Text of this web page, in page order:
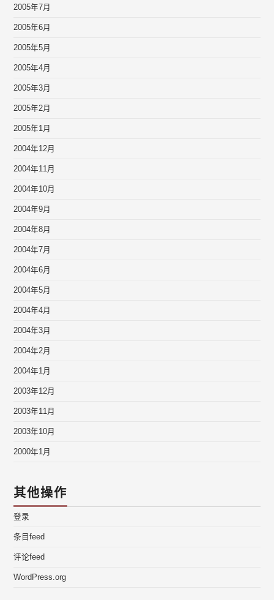
2005年7月
2005年6月
2005年5月
2005年4月
2005年3月
2005年2月
2005年1月
2004年12月
2004年11月
2004年10月
2004年9月
2004年8月
2004年7月
2004年6月
2004年5月
2004年4月
2004年3月
2004年2月
2004年1月
2003年12月
2003年11月
2003年10月
2000年1月
其他操作
登录
条目feed
评论feed
WordPress.org